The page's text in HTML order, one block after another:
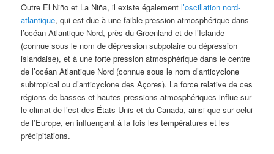
Outre El Niño et La Niña, il existe égalementl’oscillation nord-
atlantique, qui est due à une faible pression atmosphérique dans
l’océan Atlantique Nord, près du Groenland et de l’Islande
(connue sous le nom de dépression subpolaire ou dépression
islandaise), et à une forte pression atmosphérique dans le centre
de l’océan Atlantique Nord (connue sous le nom d’anticyclone
subtropical ou d’anticyclone des Açores). La force relative de ces
régions de basses et hautes pressions atmosphériques influe sur
le climat de l’est des États-Unis et du Canada, ainsi que sur celui
de l’Europe, en influençant à la fois les températures et les
précipitations.